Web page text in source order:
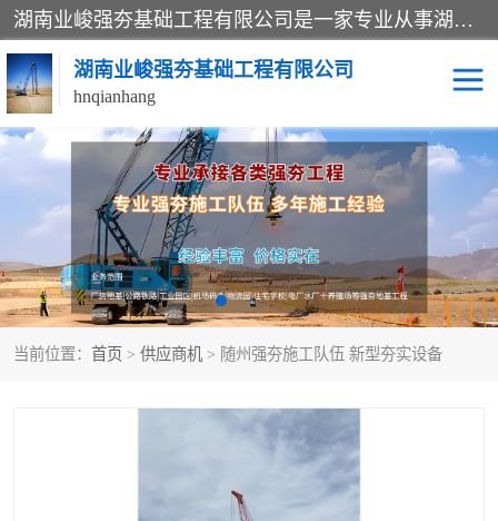
湖南业峻强夯基础工程有限公司是一家专业从事湖南强夯基础工程、强夯机租赁，地基处理的施工单位。业务覆盖：湖南、广东，江西等地。可承接1000KN.m-25000KN.m强夯（置换）工程。公司创始人是国内较早期从事强夯施工的建设者，经过多年的一步一个脚印的发展，在行业内具有较高的度和良好的口碑。
湖南业峻强夯基础工程有限公司
hnqianhang
当前位置： 首页 > 供应商机 > 随州强夯施工队伍 新型夯实设备
强夯施工案例 强夯机租赁
强夯施工工程 强夯施工队伍
强夯队伍